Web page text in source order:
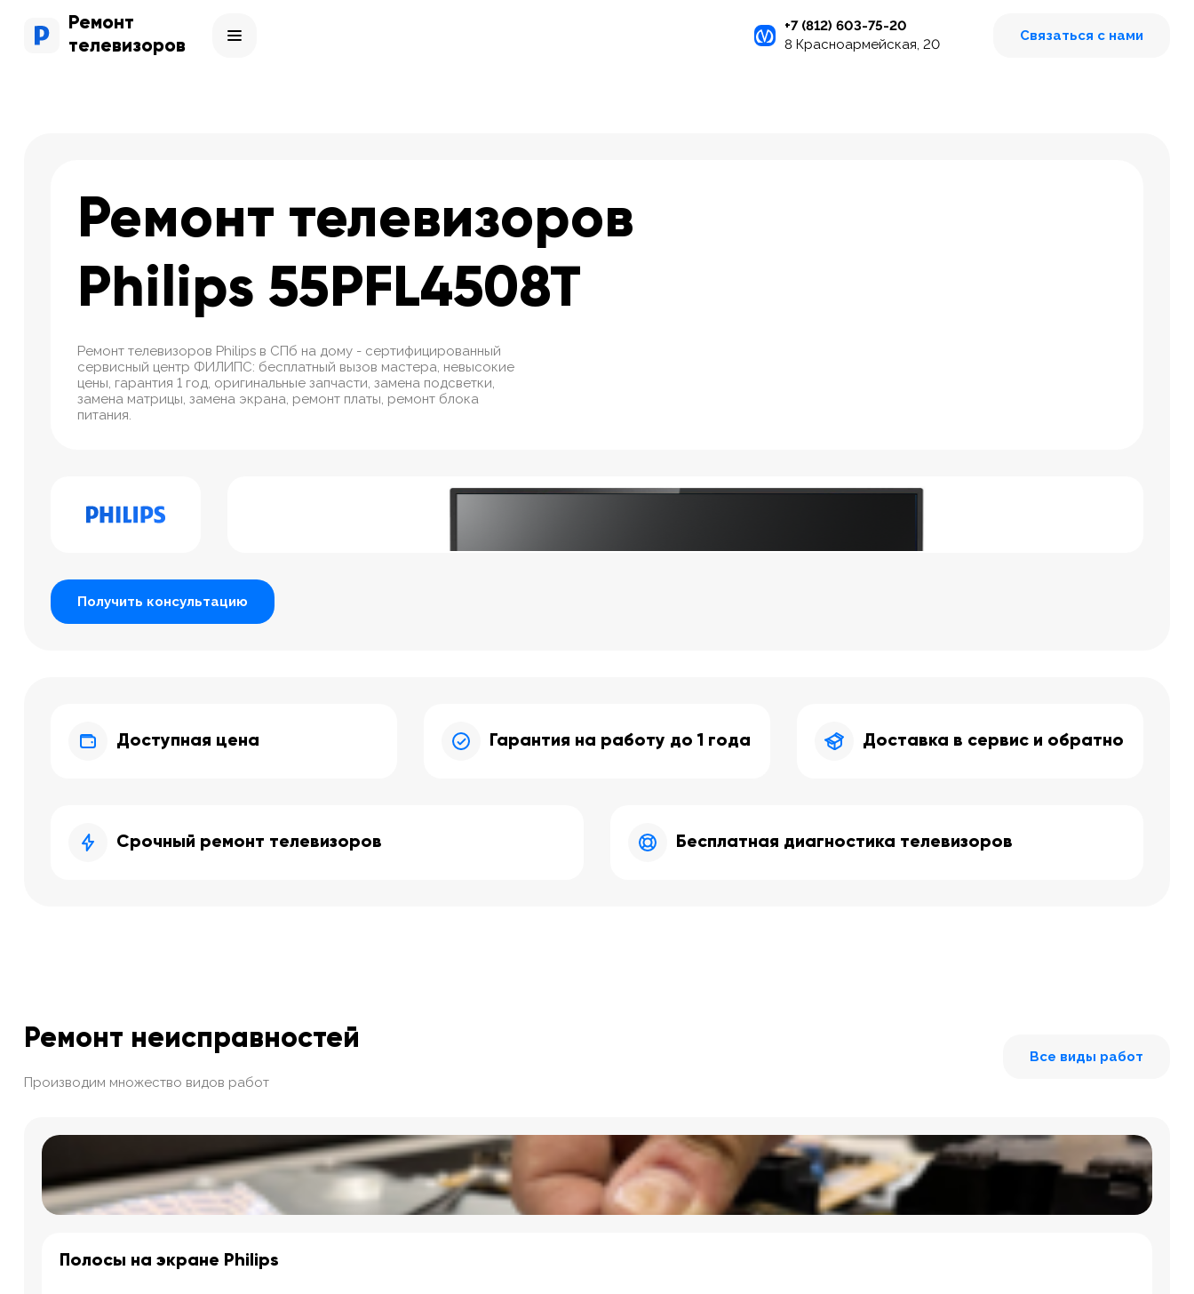
Ремонт
телевизоров
+7 (812) 603-75-20
8 Красноармейская, 20
Связаться с нами
Ремонт телевизоров
Philips 55PFL4508T
Ремонт телевизоров Philips в СПб на дому - сертифицированный
сервисный центр ФИЛИПС: бесплатный вызов мастера, невысокие
цены, гарантия 1 год, оригинальные запчасти, замена подсветки,
замена матрицы, замена экрана, ремонт платы, ремонт блока
питания.
Получить консультацию
Доступная цена Гарантия на работу до 1 года Доставка в сервис и обратно
Срочный ремонт телевизоров Бесплатная диагностика телевизоров
Ремонт неисправностей
Производим множество видов работ
Все виды работ
Полосы на экране Philips